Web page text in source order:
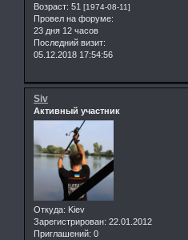
Возраст: 51 [1974-08-11]
Провел на форуме:
23 дня 12 часов
Последний визит:
05.12.2018 17:54:56
Siv
Активный участник
Откуда: Kiev
Зарегистрирован: 22.01.2012
Приглашений: 0